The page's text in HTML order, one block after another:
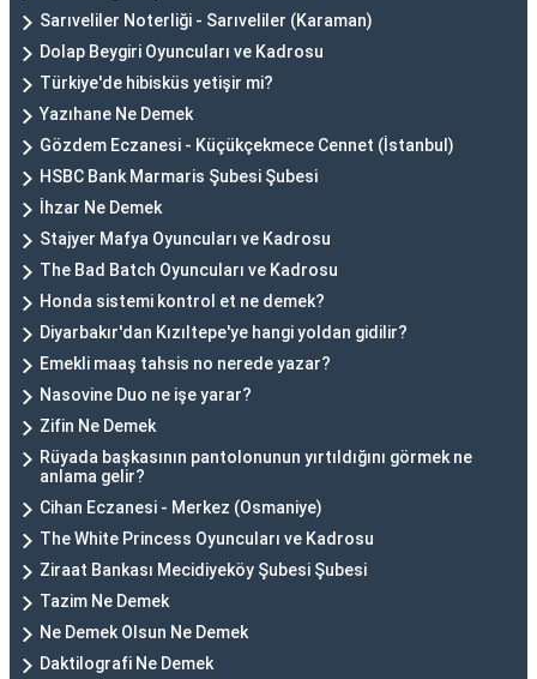
Sarıveliler Noterliği - Sarıveliler (Karaman)
Dolap Beygiri Oyuncuları ve Kadrosu
Türkiye'de hibisküs yetişir mi?
Yazıhane Ne Demek
Gözdem Eczanesi - Küçükçekmece Cennet (İstanbul)
HSBC Bank Marmaris Şubesi Şubesi
İhzar Ne Demek
Stajyer Mafya Oyuncuları ve Kadrosu
The Bad Batch Oyuncuları ve Kadrosu
Honda sistemi kontrol et ne demek?
Diyarbakır'dan Kızıltepe'ye hangi yoldan gidilir?
Emekli maaş tahsis no nerede yazar?
Nasovine Duo ne işe yarar?
Zifin Ne Demek
Rüyada başkasının pantolonunun yırtıldığını görmek ne
anlama gelir?
Cihan Eczanesi - Merkez (Osmaniye)
The White Princess Oyuncuları ve Kadrosu
Ziraat Bankası Mecidiyeköy Şubesi Şubesi
Tazim Ne Demek
Ne Demek Olsun Ne Demek
Daktilografi Ne Demek